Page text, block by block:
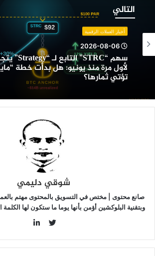
التالي“STRC”
“Strategy”
يتجاوز
90
منذ
يونيو:
أخبار العملات الرقمية
2026-08-06
لأول مرة منذ يونيو: هل بدأت خطة
تؤتي ثمارها؟
شوقي دليمي
صانع محتوى | مختص في التسويق بالمحتوى مهتم
وبتقنية البلوكشين أؤمن بأنها يوما ما ستكون لها